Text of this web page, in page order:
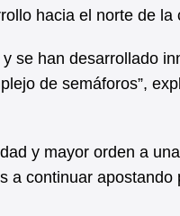
hacia el norte de la
se han desarrollado
de semáforos”,
y mayor orden a
a continuar apostando